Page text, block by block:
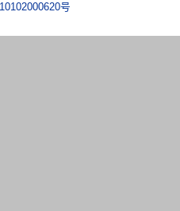
号